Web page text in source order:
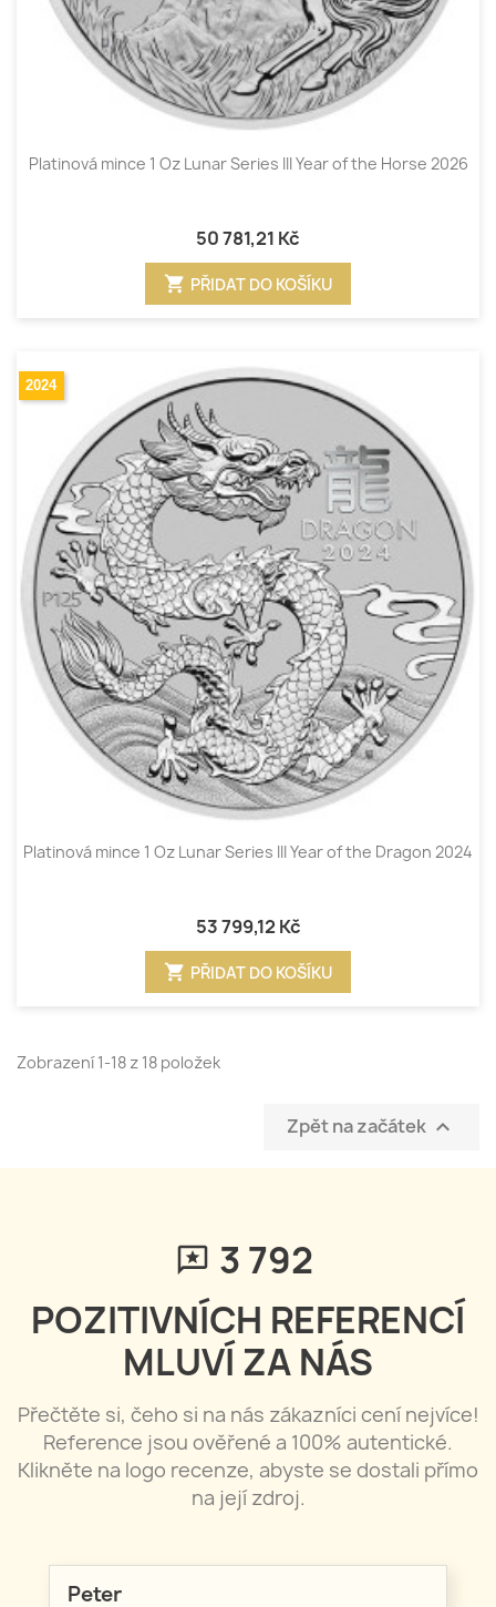
Platinová mince 1 Oz Lunar Series III Year of the Horse 2026
50 781,21 Kč
shopping_cart PŘIDAT DO KOŠÍKU
2024
Platinová mince 1 Oz Lunar Series III Year of the Dragon 2024
53 799,12 Kč
shopping_cart PŘIDAT DO KOŠÍKU
Zobrazení 1-18 z 18 položek
Zpět na začátek 
3 795
POZITIVNÍCH REFERENCÍ
MLUVÍ ZA NÁS
Přečtěte si, čeho si na nás zákazníci cení nejvíce!
Reference jsou ověřené a 100% autentické.
Klikněte na logo recenze, abyste se dostali přímo
na její zdroj.
Peter